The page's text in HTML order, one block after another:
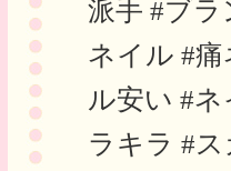
派手 #ブラ
ネイル #
ル安い #
ラキラ #